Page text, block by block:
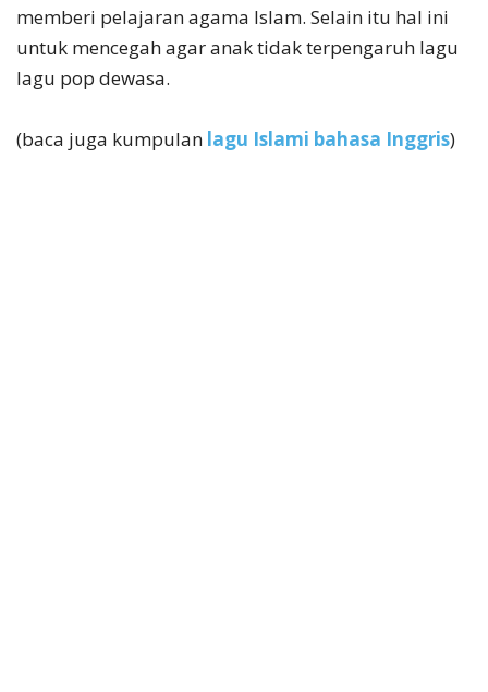
memberi pelajaran agama Islam. Selain itu hal ini
untuk mencegah agar anak tidak terpengaruh lagu
lagu pop dewasa.
(baca juga kumpulan lagu Islami bahasa Inggris)